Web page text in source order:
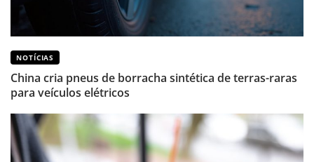
NOTÍCIAS
China cria pneus de borracha sintética de terras-raras
para veículos elétricos